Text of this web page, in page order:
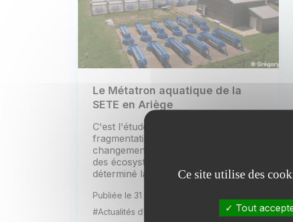
Le Métatron aquatique de la
SETE en Ariège
C'est l'étude des interactions entre
fragmentation des habitats,
changement climatique, et dynamique
des écosystèmes aquatiques qui a
déterminé la...
Publiée le 31 janvier 2025
#Actualités d'AnaEE France
Ce site utilise des
Tout